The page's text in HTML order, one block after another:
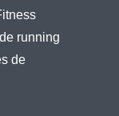
running
de